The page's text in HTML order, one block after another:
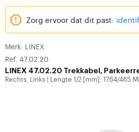
Zorg ervoor dat dit past:
Merk: LINEX
Ref. 47.02.20
LINEX 47.02.20 Trekkabel,
Rechts, Links Lengte 1/2 [mm]: 1764/465